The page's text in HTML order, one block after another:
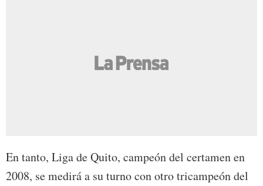
En tanto, Liga de Quito, campeón del certamen en
2008, se medirá a su turno con otro tricampeón del